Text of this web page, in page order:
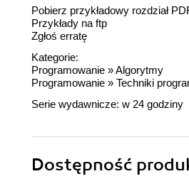
Pobierz przykładowy rozdział
Przykłady na ftp
Zgłoś erratę
Kategorie:
Programowanie »Algorytmy
Programowanie » Techniki
Serie wydawnicze: w 24 godziny
Dostępność